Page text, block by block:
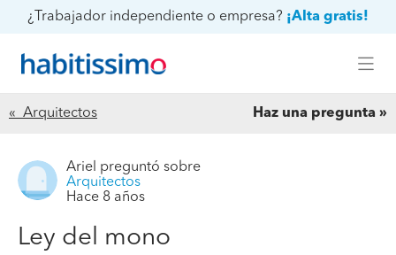
¿Trabajador independiente o empresa? ¡Alta gratis!
« Arquitectos Haz una pregunta
Ariel preguntó sobre
Arquitectos
Hace 8 años
Ley del mono